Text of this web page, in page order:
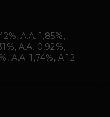
A.A. 1,85%,
A.A. 0,92%,
A.A. 1,74%, A.12